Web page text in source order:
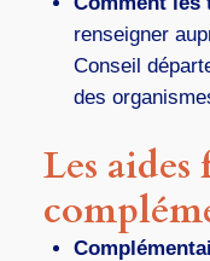
renseigner
Conseil
des
Les